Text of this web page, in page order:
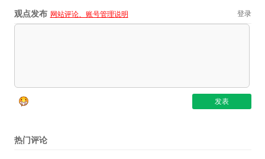
观点发布 网站评论、账号管理说明 登录
热门评论